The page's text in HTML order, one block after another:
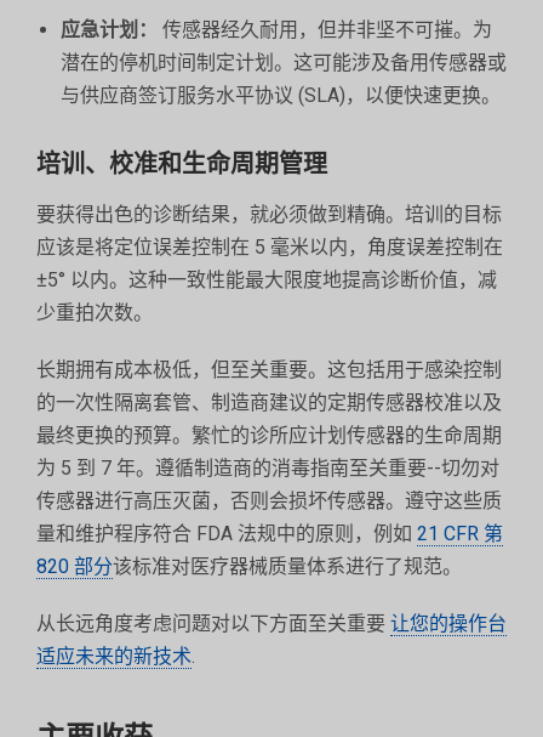
应急计划：
传感器经久耐用，但并非坚不可摧。为
潜在的停机时间制定计划。这可能涉及备用传感器或
与供应商签订服务水平协议 (SLA)，以便快速更换。
培训、校准和生命周期管理
要获得出色的诊断结果，就必须做到精确。培训的目标
应该是将定位误差控制在 5 毫米以内，角度误差控制在
±5° 以内。这种一致性能最大限度地提高诊断价值，减
少重拍次数。
长期拥有成本极低，但至关重要。这包括用于感染控制
的一次性隔离套管、制造商建议的定期传感器校准以及
最终更换的预算。繁忙的诊所应计划传感器的生命周期
为 5 到 7 年。遵循制造商的消毒指南至关重要--切勿对
传感器进行高压灭菌，否则会损坏传感器。遵守这些质
量和维护程序符合 FDA 法规中的原则，例如 21 CFR 第
820 部分该标准对医疗器械质量体系进行了规范。
从长远角度考虑问题对以下方面至关重要 让您的操作台
适应未来的新技术.